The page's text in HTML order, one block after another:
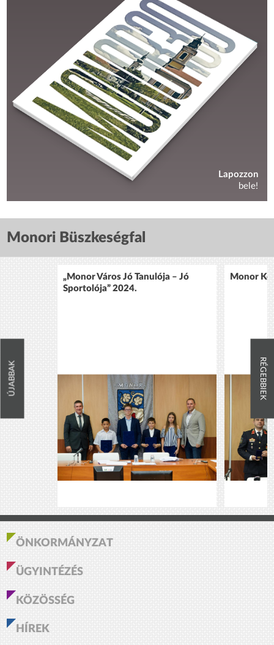
Lapozzon
bele!
Monori Büszkeségfal
ÚJABBAK
„Monor Város Jó Tanulója – Jó
Sportolója” 2024.
Monor
RÉGEBBIEK
ÖNKORMÁNYZAT
ÜGYINTÉZÉS
KÖZÖSSÉG
HÍREK